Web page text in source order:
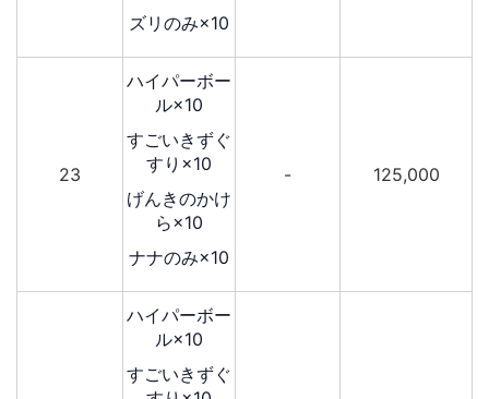
ズリのみ×10
23
ハイパーボー
ル×10
すごいきずぐ
すり×10
げんきのかけ
ら×10
ナナのみ×10
- 125,000
ハイパーボー
ル×10
すごいきずぐ